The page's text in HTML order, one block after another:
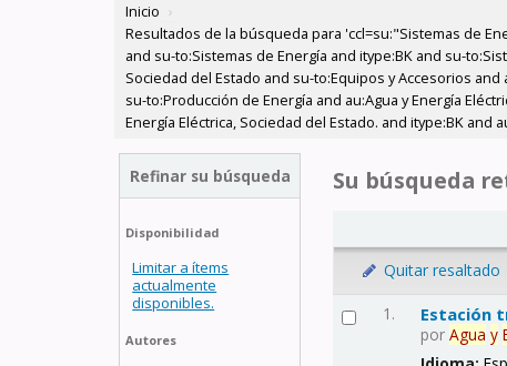
Inicio ›
Resultados de la búsqueda para 'ccl=su:"Sistemas de
and su-to:Sistemas de Energía and itype:BK and su-
Sociedad del Estado and su-to:Equipos y Accesorios
su-to:Producción de Energía and au:Agua y Energía
Energía Eléctrica, Sociedad del Estado. and itype:BK and
Refinar su búsqueda
Disponibilidad
Limitar a ítems
actualmente
disponibles.
Autores
Su búsqueda
Quitar resaltado
1. Estación
porAgua y